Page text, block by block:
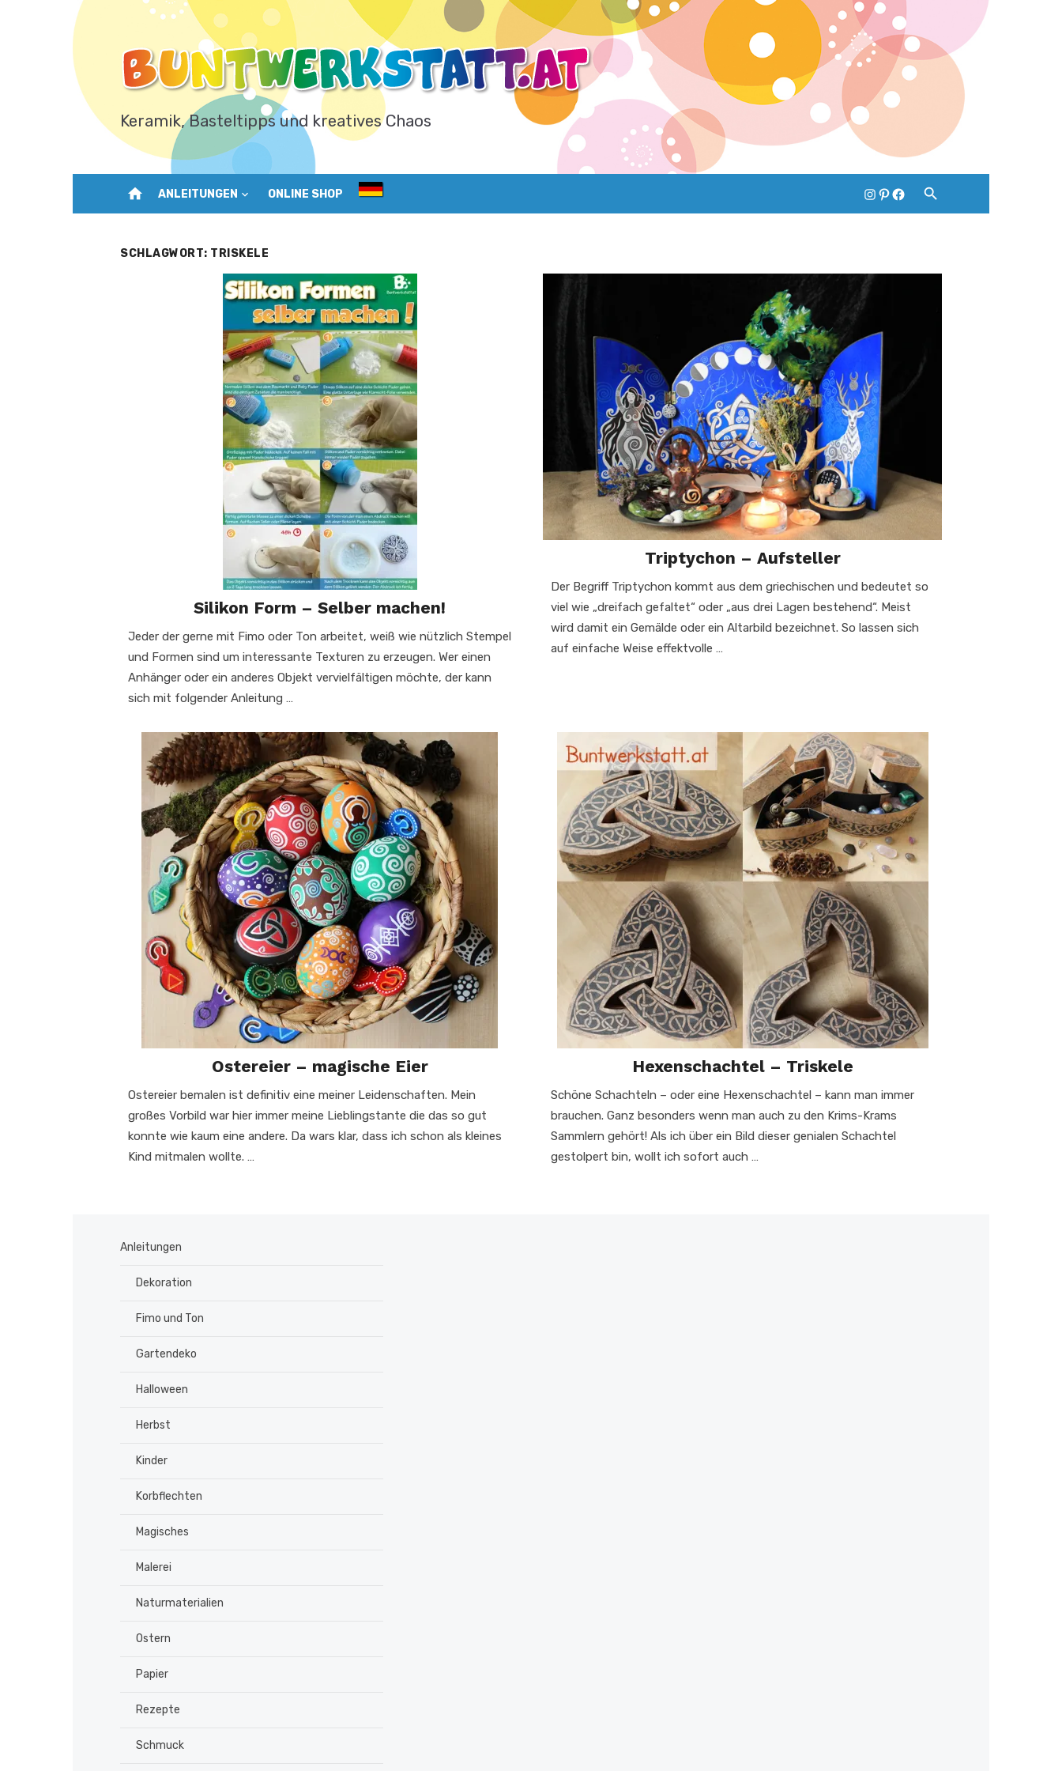
Keramik, Basteltipps und kreatives Chaos
home ANLEITUNGEN ONLINE SHOP Instagram
pinterest
Facebook
SCHLAGWORT: TRISKELE
Silikon Form – Selber machen!
Jeder der gerne mit Fimo oder Ton arbeitet, weiß wie nützlich Stempel
und Formen sind um interessante Texturen zu erzeugen. Wer einen
Anhänger oder ein anderes Objekt vervielfältigen möchte, der kann
sich mit folgender Anleitung …
Triptychon – Aufsteller
Der Begriff Triptychon kommt aus dem griechischen und bedeutet so
viel wie „dreifach gefaltet“ oder „aus drei Lagen bestehend“. Meist
wird damit ein Gemälde oder ein Altarbild bezeichnet. So lassen sich
auf einfache Weise effektvolle …
Ostereier – magische Eier
Ostereier bemalen ist definitiv eine meiner Leidenschaften. Mein
großes Vorbild war hier immer meine Lieblingstante die das so gut
konnte wie kaum eine andere. Da wars klar, dass ich schon als kleines
Kind mitmalen wollte. …
Hexenschachtel – Triskele
Schöne Schachteln – oder eine Hexenschachtel – kann man immer
brauchen. Ganz besonders wenn man auch zu den Krims-Krams
Sammlern gehört! Als ich über ein Bild dieser genialen Schachtel
gestolpert bin, wollt ich sofort auch …
Anleitungen
Dekoration
Fimo und Ton
Gartendeko
Halloween
Herbst
Kinder
Korbflechten
Magisches
Malerei
Naturmaterialien
Ostern
Papier
Rezepte
Schmuck